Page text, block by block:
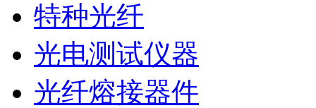
特种光纤
光电测试仪器
光纤熔接器件